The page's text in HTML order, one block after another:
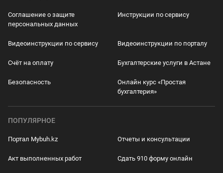
Соглашение о защите
персональных данных
Инструкции по сервису
Видеоинструкции по сервису Видеоинструкции по порталу
Счёт на оплату Бухгалтерские услуги в Астане
Безопасность
Онлайн курс «Простая
бухгалтерия»
ПОПУЛЯРНОЕ
Портал Mybuh.kz Отчеты и консультации
Акт выполненных работ Сдать 910 форму онлайн